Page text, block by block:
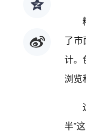
了
计。
浏览
半”